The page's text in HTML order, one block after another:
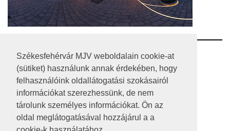
Székesfehérvár MJV weboldalain cookie-at
(sütiket) használunk annak érdekében, hogy
felhasználóink oldallátogatási szokásairól
információkat szerezhessünk, de nem
tárolunk személyes információkat. Ön az
oldal meglátogatásával hozzájárul a a
RSS
A HONLAP 2017.03.31-I ÁLLAPOTA
JOGI NYILATKOZAT
IMPRESSZUM